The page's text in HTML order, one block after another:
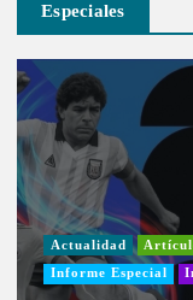
Especiales
Actualidad
Informe Especial